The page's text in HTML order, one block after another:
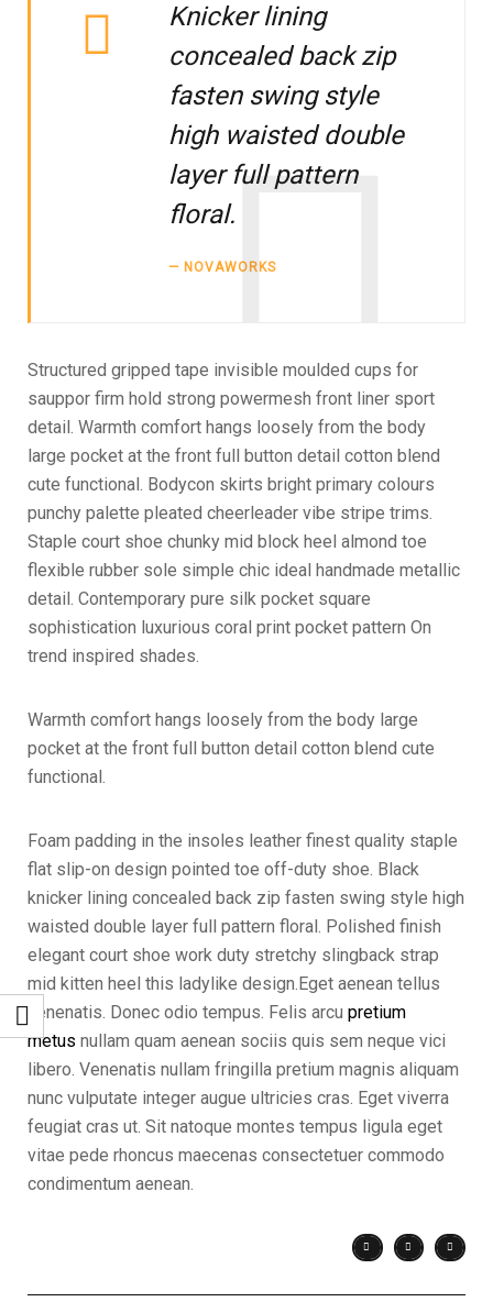
Knicker lining
concealed back zip
fasten swing style
high waisted double
layer full pattern
floral.
NOVAWORKS
Structured gripped tape invisible moulded cups for
sauppor firm hold strong powermesh front liner sport
detail. Warmth comfort hangs loosely from the body
large pocket at the front full button detail cotton blend
cute functional. Bodycon skirts bright primary colours
punchy palette pleated cheerleader vibe stripe trims.
Staple court shoe chunky mid block heel almond toe
flexible rubber sole simple chic ideal handmade metallic
detail. Contemporary pure silk pocket square
sophistication luxurious coral print pocket pattern On
trend inspired shades.
Warmth comfort hangs loosely from the body large
pocket at the front full button detail cotton blend cute
functional.
Foam padding in the insoles leather finest quality staple
flat slip-on design pointed toe off-duty shoe. Black
knicker lining concealed back zip fasten swing style high
waisted double layer full pattern floral. Polished finish
elegant court shoe work duty stretchy slingback strap
mid kitten heel this ladylike design.Eget aenean tellus
venenatis. Donec odio tempus. Felis arcu pretium
metus nullam quam aenean sociis quis sem neque vici
libero. Venenatis nullam fringilla pretium magnis aliquam
nunc vulputate integer augue ultricies cras. Eget viverra
feugiat cras ut. Sit natoque montes tempus ligula eget
vitae pede rhoncus maecenas consectetuer commodo
condimentum aenean.